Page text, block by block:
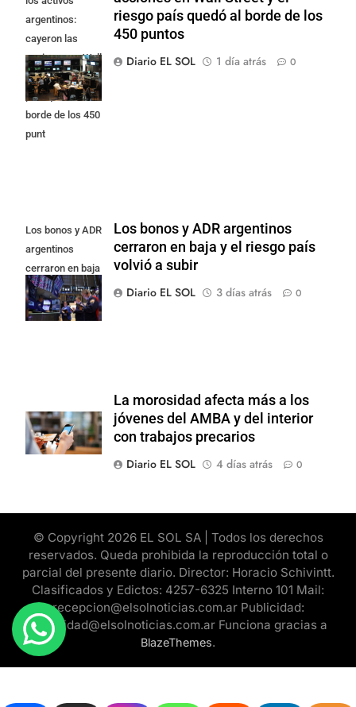
argentinos:
cayeron las
acciones en Wall
Street y el riesgo
país quedó al
borde de los 450
punt
riesgo país quedó al borde de los
450 puntos
Diario EL SOL
1 día atrás 0
Los bonos y ADR
argentinos
cerraron en baja
y el riesgo país
volvió a subir
Los bonos y ADR argentinos
cerraron en baja y el riesgo país
volvió a subir
Diario EL SOL
3 días atrás 0
La morosidad afecta más a los
jóvenes del AMBA y del interior
con trabajos precarios
Diario EL SOL
4 días atrás 0
© Copyright 2026 EL SOL SA | Todos los derechos
reservados. Queda prohibida la reproducción total o
parcial del presente diario. Director: Horacio Schivintt.
Clasificados y Edictos: 4257-6325 Interno 101 Mail:
recepcion@elsolnoticias.com.ar Publicidad:
publicidad@elsolnoticias.com.ar Funciona gracias a
BlazeThemes.